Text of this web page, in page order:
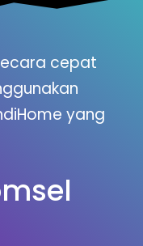
cepat
yang